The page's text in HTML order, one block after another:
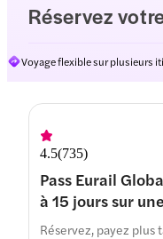
Réservez
Voyage flexible sur plusieurs
4.5(735)
Pass Eurail
à 15 jours sur
Réservez, payez plus